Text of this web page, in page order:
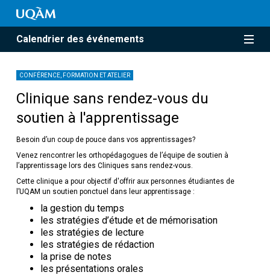
Calendrier des événements
CONFÉRENCE, FORMATION ET ATELIER
Clinique sans rendez-vous du
soutien à l'apprentissage
Besoin d’un coup de pouce dans vos apprentissages?
Venez rencontrer les orthopédagogues de l’équipe de soutien à
l’apprentissage lors des Cliniques sans rendez-vous.
Cette clinique a pour objectif d'offrir aux personnes étudiantes de
l’UQAM un soutien ponctuel dans leur apprentissage :
la gestion du temps
les stratégies d’étude et de mémorisation
les stratégies de lecture
les stratégies de rédaction
la prise de notes
les présentations orales